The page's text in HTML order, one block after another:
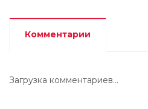
Комментарии
Загрузка комментариев...